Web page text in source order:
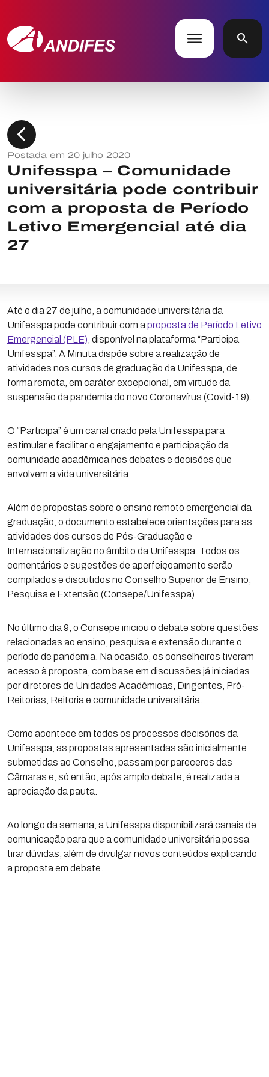
menu search
chevron_left
Postada em 20 julho 2020
Unifesspa – Comunidade
universitária pode contribuir
com a proposta de Período
Letivo Emergencial até dia
27
Até o dia 27 de julho, a comunidade universitária da
Unifesspa pode contribuir com a proposta de Período Letivo
Emergencial (PLE) , disponível na plataforma “Participa
Unifesspa”. A Minuta dispõe sobre a realização de
atividades nos cursos de graduação da Unifesspa, de
forma remota, em caráter excepcional, em virtude da
suspensão da pandemia do novo Coronavírus (Covid-19).
O “Participa” é um canal criado pela Unifesspa para
estimular e facilitar o engajamento e participação da
comunidade acadêmica nos debates e decisões que
envolvem a vida universitária.
Além de propostas sobre o ensino remoto emergencial da
graduação, o documento estabelece orientações para as
atividades dos cursos de Pós-Graduação e
Internacionalização no âmbito da Unifesspa. Todos os
comentários e sugestões de aperfeiçoamento serão
compilados e discutidos no Conselho Superior de Ensino,
Pesquisa e Extensão (Consepe/Unifesspa).
No último dia 9, o Consepe iniciou o debate sobre questões
relacionadas ao ensino, pesquisa e extensão durante o
período de pandemia. Na ocasião, os conselheiros tiveram
acesso à proposta, com base em discussões já iniciadas
por diretores de Unidades Acadêmicas, Dirigentes, Pró-
Reitorias, Reitoria e comunidade universitária.
Como acontece em todos os processos decisórios da
Unifesspa, as propostas apresentadas são inicialmente
submetidas ao Conselho, passam por pareceres das
Câmaras e, só então, após amplo debate, é realizada a
apreciação da pauta.
Ao longo da semana, a Unifesspa disponibilizará canais de
comunicação para que a comunidade universitária possa
tirar dúvidas, além de divulgar novos conteúdos explicando
a proposta em debate.